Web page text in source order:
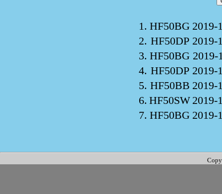
1. HF50BG 2019-
2. HF50DP 2019-
3. HF50BG 2019-
4. HF50DP 2019-
5. HF50BB 2019-
6. HF50SW 2019-
7. HF50BG 2019-